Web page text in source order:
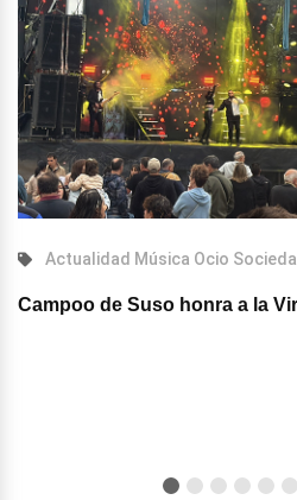
Actualidad Música Ocio
Campoo de Suso honra a la